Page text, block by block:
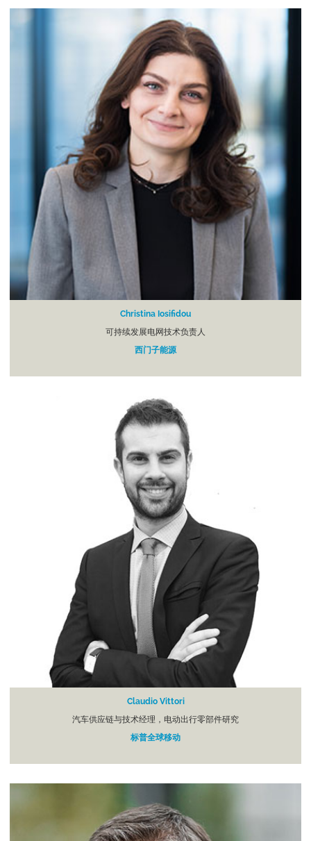
Christina Iosifidou
可持续发展电网技术负责人
西门子能源
Claudio Vittori
汽车供应链与技术经理，电动出行零部件研究
标普全球移动